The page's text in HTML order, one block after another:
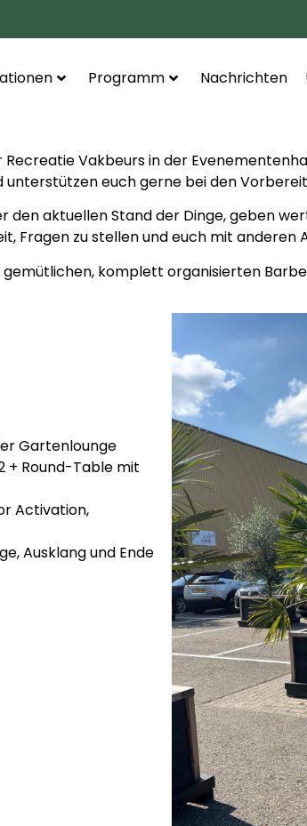
Programm Nachrichten
Vakbeurs in der
euch gerne bei den
aktuellen Stand der Dinge, geben
Fragen zu stellen und euch mit anderen
komplett organisierten
Gartenlounge
+ Round-Table mit
Activation,
Ausklang und Ende